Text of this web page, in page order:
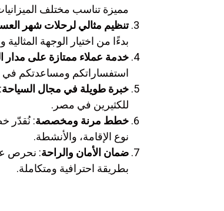
مميزة تناسب مختلف
تنظيم مثالي لرحلات شهر
بدءًا من اختيار الوجهة
خدمة عملاء ممتازة على مدار
استفساراتكم ومساعدتكم في
خبرة طويلة في مجال السياحة
للكثيرين في مصر.
خطط مرنة ومخصصة: نُقدّر
نوع الإقامة، والأنشطة.
ضمان الأمان والراحة: نحرص
بطريقة احترافية ومتكاملة.